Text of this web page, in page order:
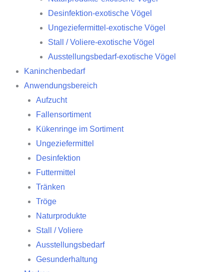
Desinfektion-exotische Vögel
Ungeziefermittel-exotische Vögel
Stall / Voliere-exotische Vögel
Ausstellungsbedarf-exotische Vögel
Kaninchenbedarf
Anwendungsbereich
Aufzucht
Fallensortiment
Kükenringe im Sortiment
Ungeziefermittel
Desinfektion
Futtermittel
Tränken
Tröge
Naturprodukte
Stall / Voliere
Ausstellungsbedarf
Gesunderhaltung